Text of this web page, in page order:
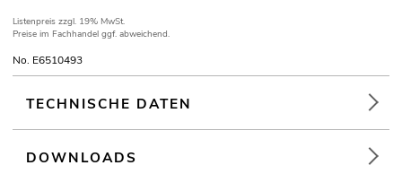
Listenpreis zzgl. 19% MwSt.
Preise im Fachhandel ggf. abweichend.
No. E6510493
TECHNISCHE DATEN
DOWNLOADS